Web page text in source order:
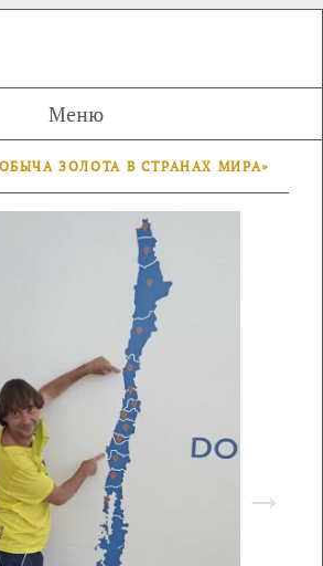
Меню
ЗОЛОТА В СТРАНАХ МИРА»
→